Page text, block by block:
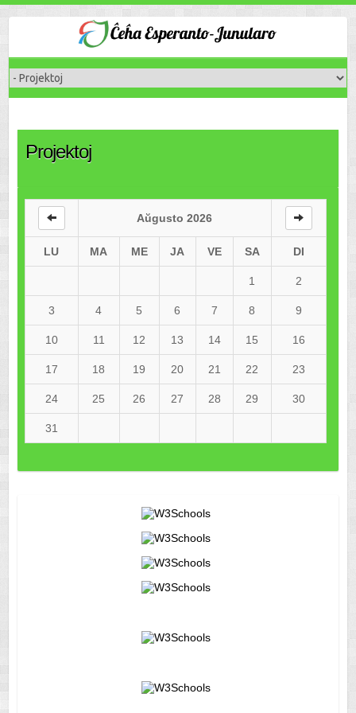
Projektoj
Aŭgusto 2026
LU MA ME JA VE SA DI
1 2
3 4 5 6 7 8 9
10 11 12 13 14 15 16
17 18 19 20 21 22 23
24 25 26 27 28 29 30
31